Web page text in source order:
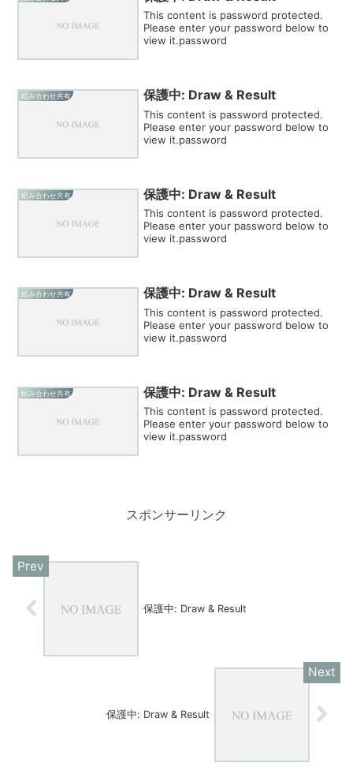
This content is password protected.
Please enter your password below to
view it.password
組み合わせ共有 保護中: Draw & Result
This content is password protected.
Please enter your password below to
view it.password
組み合わせ共有 保護中: Draw & Result
This content is password protected.
Please enter your password below to
view it.password
組み合わせ共有 保護中: Draw & Result
This content is password protected.
Please enter your password below to
view it.password
組み合わせ共有 保護中: Draw & Result
This content is password protected.
Please enter your password below to
view it.password
スポンサーリンク
保護中: Draw & Result
保護中: Draw & Result